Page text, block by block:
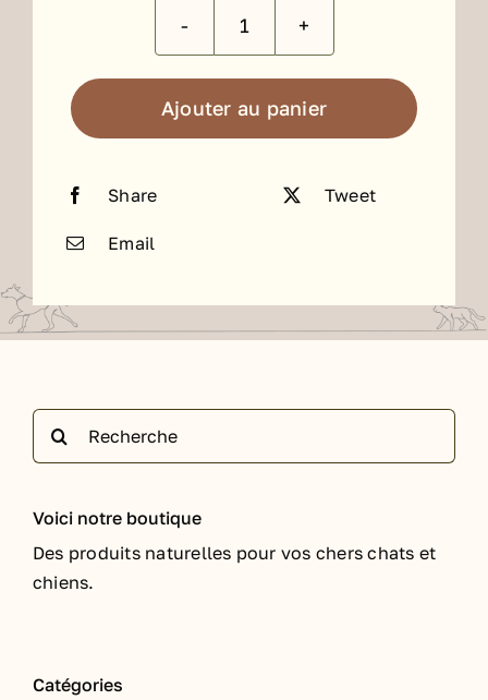
quantité
de
Lapin
au
Ajouter au panier
Share Tweet
Email
Voici notre boutique
Des produits naturelles pour vos chers chats et
chiens.
Catégories